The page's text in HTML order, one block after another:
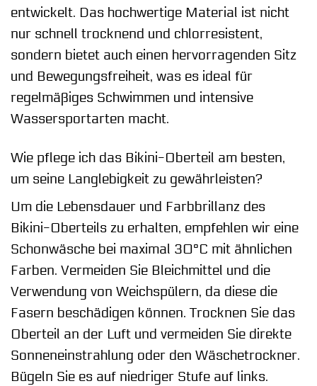
entwickelt. Das hochwertige Material ist nicht
nur schnell trocknend und chlorresistent,
sondern bietet auch einen hervorragenden Sitz
und Bewegungsfreiheit, was es ideal für
regelmäßiges Schwimmen und intensive
Wassersportarten macht.
Wie pflege ich das Bikini-Oberteil am besten,
um seine Langlebigkeit zu gewährleisten?
Um die Lebensdauer und Farbbrillanz des
Bikini-Oberteils zu erhalten, empfehlen wir eine
Schonwäsche bei maximal 30°C mit ähnlichen
Farben. Vermeiden Sie Bleichmittel und die
Verwendung von Weichspülern, da diese die
Fasern beschädigen können. Trocknen Sie das
Oberteil an der Luft und vermeiden Sie direkte
Sonneneinstrahlung oder den Wäschetrockner.
Bügeln Sie es auf niedriger Stufe auf links.